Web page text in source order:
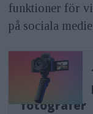
funktioner för
på sociala
fotografer